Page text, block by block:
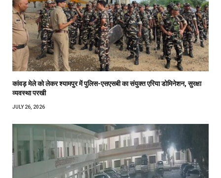
कांवड़ मेले को लेकर श्यामपुर में पुलिस-एसएसबी का संयुक्त एरिया डोमिनेशन, सुरक्षा
व्यवस्था परखी
JULY 26, 2026